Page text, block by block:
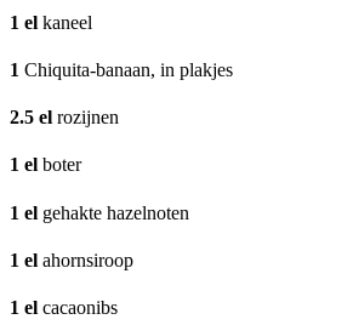
1 el kaneel
1 Chiquita-banaan, in plakjes
2.5 el rozijnen
1 el boter
1 el gehakte hazelnoten
1 el ahornsiroop
1 el cacaonibs